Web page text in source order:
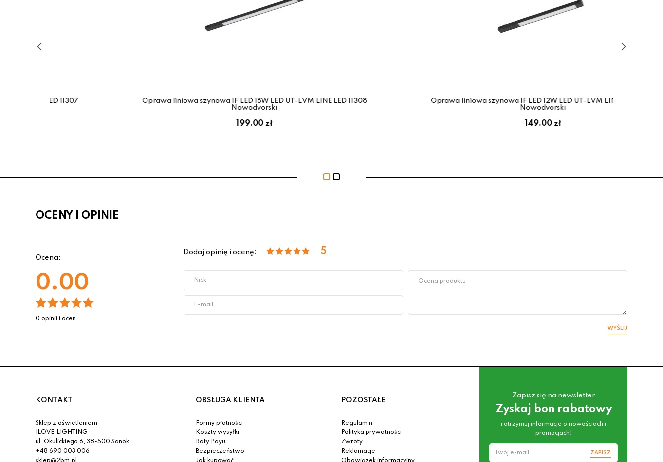
Oprawa liniowa szynowa 1F LED 18W LED UT-LVM LINE LED 11308
Oprawa liniowa szynowa 1F LED 12W LED UT-LVM LINE LED 11333
OCENY I OPINIE
Ocena:
0.00
0 opinii i ocen
Dodaj opinię i ocenę: 5
WYŚLIJ
KONTAKT
Sklep z oświetleniem
ILOVE LIGHTING
ul. Okulickiego 6, 38-500 Sanok
+48 690 003 006
sklep@2bm.pl
OBSŁUGA KLIENTA
Formy płatności
Koszty wysyłki
Raty Payu
Bezpieczeństwo
Jak kupować
POZOSTAŁE
Regulamin
Polityka prywatności
Zwroty
Reklamacje
Obowiązek informacyjny
Zapisz się na newsletter
Zyskaj bon rabatowy
i otrzymuj informacje o nowościach i
promocjach!
ZAPISZ